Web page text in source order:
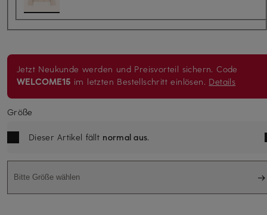
Jetzt Neukunde werden und Preisvorteil sichern. Code
WELCOME15 im letzten Bestellschritt einlösen. Details
Größe
Dieser Artikel fällt normal aus.
Bitte Größe wählen